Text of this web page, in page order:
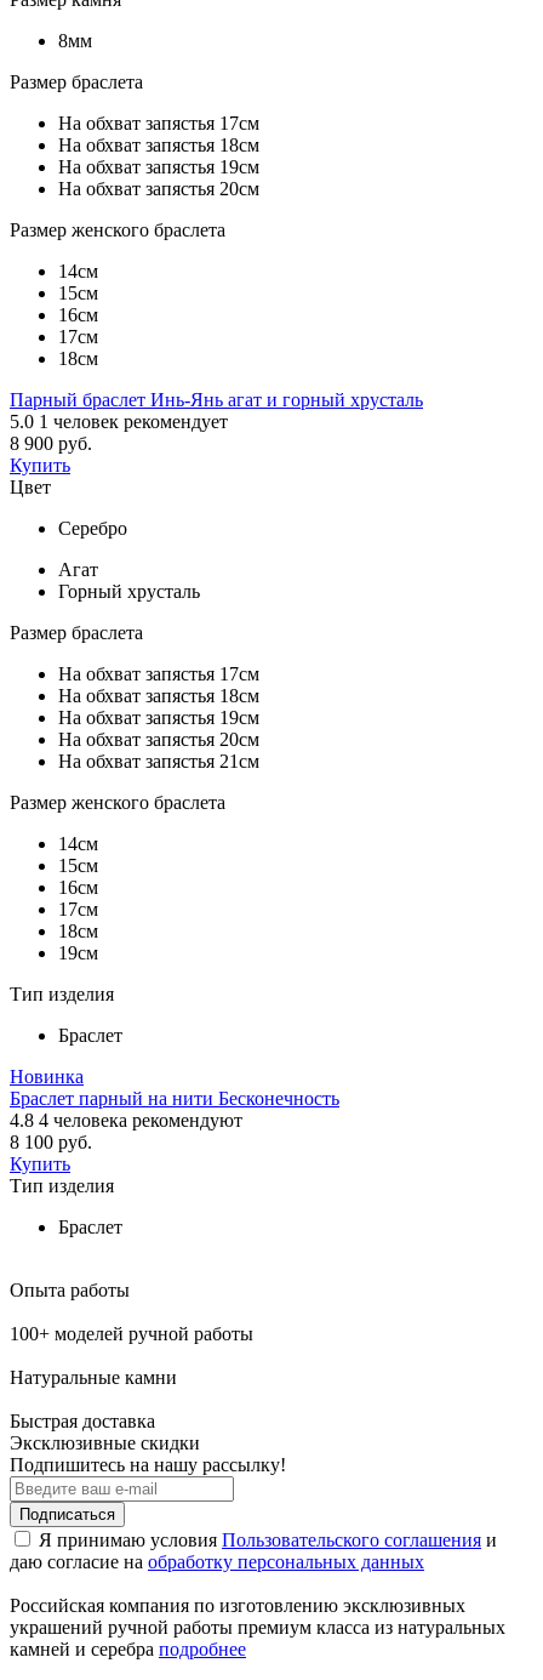
8мм
Размер браслета
На обхват запястья 17см
На обхват запястья 18см
На обхват запястья 19см
На обхват запястья 20см
Размер женского браслета
14см
15см
16см
17см
18см
Парный браслет Инь-Янь агат и горный хрусталь
5.0 1 человек рекомендует
8 900 руб.
Купить
Цвет
Серебро
Агат
Горный хрусталь
Размер браслета
На обхват запястья 17см
На обхват запястья 18см
На обхват запястья 19см
На обхват запястья 20см
На обхват запястья 21см
Размер женского браслета
14см
15см
16см
17см
18см
19см
Тип изделия
Браслет
Новинка
Браслет парный на нити Бесконечность
4.8 4 человека рекомендуют
8 100 руб.
Купить
Тип изделия
Браслет
Опыта работы
100+ моделей ручной работы
Натуральные камни
Быстрая доставка
Эксклюзивные скидки
Подпишитесь на нашу рассылку!
Подписаться
Я принимаю условия Пользовательского соглашения и
даю согласие на обработку персональных данных
Российская компания по изготовлению эксклюзивных
украшений ручной работы премиум класса из натуральных
камней и серебра подробнее